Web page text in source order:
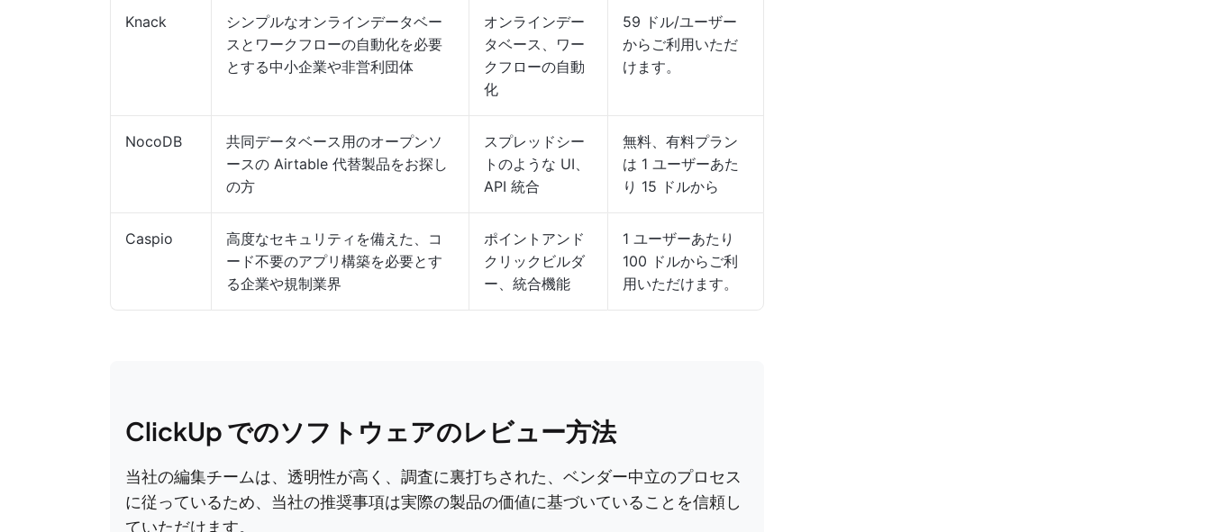
Knack
シンプルなオンラインデータベー
スとワークフローの自動化を必要
とする中小企業や非営利団体
オンラインデー
タベース、ワー
クフローの自動
化
59 ドル/ユーザー
からご利用いただ
けます。
NocoDB
共同データベース用のオープンソ
ースの Airtable 代替製品をお探し
の方
スプレッドシー
トのような UI、
API 統合
無料、有料プラン
は 1 ユーザーあた
り 15 ドルから
Caspio
高度なセキュリティを備えた、コ
ード不要のアプリ構築を必要とす
る企業や規制業界
ポイントアンド
クリックビルダ
ー、統合機能
1 ユーザーあたり
100 ドルからご利
用いただけます。
ClickUp でのソフトウェアのレビュー方法
当社の編集チームは、透明性が高く、調査に裏打ちされた、ベンダー中立のプロセス
に従っているため、当社の推奨事項は実際の製品の価値に基づいていることを信頼し
ていただけます。